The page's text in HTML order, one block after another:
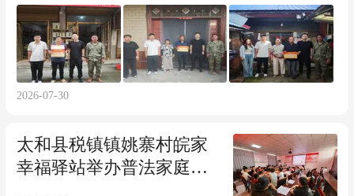
2026-07-30
太和县税镇镇姚寨村皖家
幸福驿站举办普法家庭教